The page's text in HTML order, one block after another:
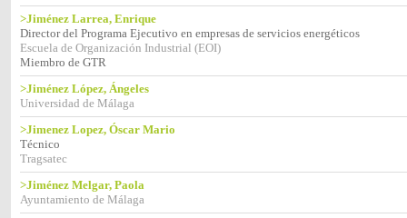
>Jiménez Larrea, Enrique
Director del Programa Ejecutivo en empresas de servicios energéticos
Escuela de Organización Industrial (EOI)
Miembro de GTR
>Jiménez López, Ángeles
Universidad de Málaga
>Jimenez Lopez, Óscar Mario
Técnico
Tragsatec
>Jiménez Melgar, Paola
Ayuntamiento de Málaga